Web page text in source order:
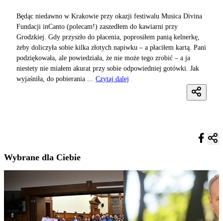
Będąc niedawno w Krakowie przy okazji festiwalu Musica Divina
Fundacji inCanto (polecam!) zaszedłem do kawiarni przy
Grodzkiej. Gdy przyszło do płacenia, poprosiłem panią kelnerkę,
żeby doliczyła sobie kilka złotych napiwku – a płaciłem kartą. Pani
podziękowała, ale powiedziała, że nie może tego zrobić – a ja
niestety nie miałem akurat przy sobie odpowiedniej gotówki. Jak
wyjaśniła, do pobierania ...
Czytaj dalej
Wybrane dla Ciebie